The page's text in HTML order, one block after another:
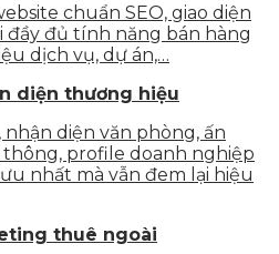
chuẩn SEO, giao diện
đầy đủ tính năng bán hàng
dịch vụ, dự án,…
diện thương hiệu
nhận diện văn phòng, ấn
profile doanh nghiệp
nhất mà vẫn đem lại hiệu
thuê ngoài